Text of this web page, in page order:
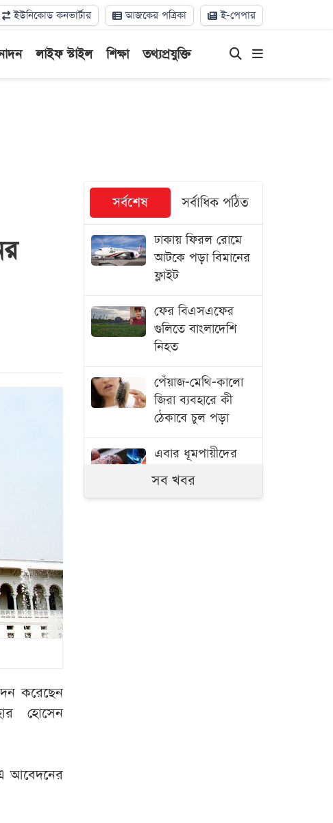
ইউনিকোড কনভার্টার আজকের পত্রিকা ই-পেপার
লাইফ স্টাইল শিক্ষা তথ্যপ্রযুক্তি
করেছেন
হোসেন
আবেদনের
সর্বশেষ সর্বাধিক পঠিত
ঢাকায় ফিরল রোমে
আটকে পড়া বিমানের
ফ্লাইট
ফের বিএসএফের
গুলিতে বাংলাদেশি
নিহত
পেঁয়াজ-মেথি-কালো
জিরা ব্যবহারে কী
ঠেকাবে চুল পড়া
এবার ধূমপায়ীদের
রক্তে মিলল
মাইক্রোপ্লাস্টিক
সব খবর